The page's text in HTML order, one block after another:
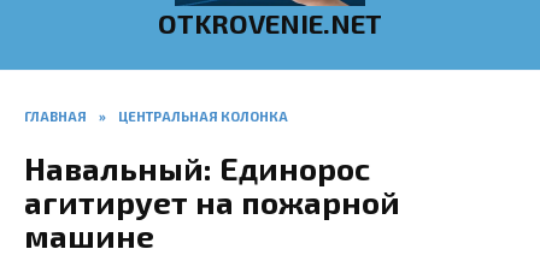
OTKROVENIE.NET
ГЛАВНАЯ » ЦЕНТРАЛЬНАЯ КОЛОНКА
Навальный: Единорос
агитирует на пожарной
машине